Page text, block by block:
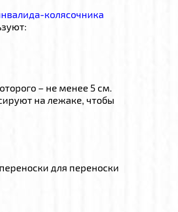
колясочника
– не менее 5 см.
на лежаке, чтобы
для переноски